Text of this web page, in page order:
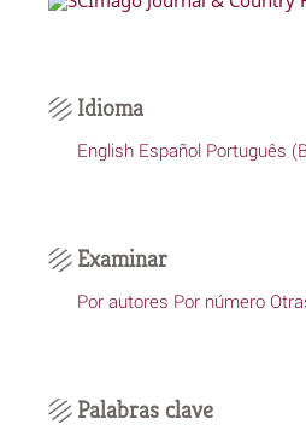
Idioma
English Español Português
Examinar
Por autores Por número
Palabras clave